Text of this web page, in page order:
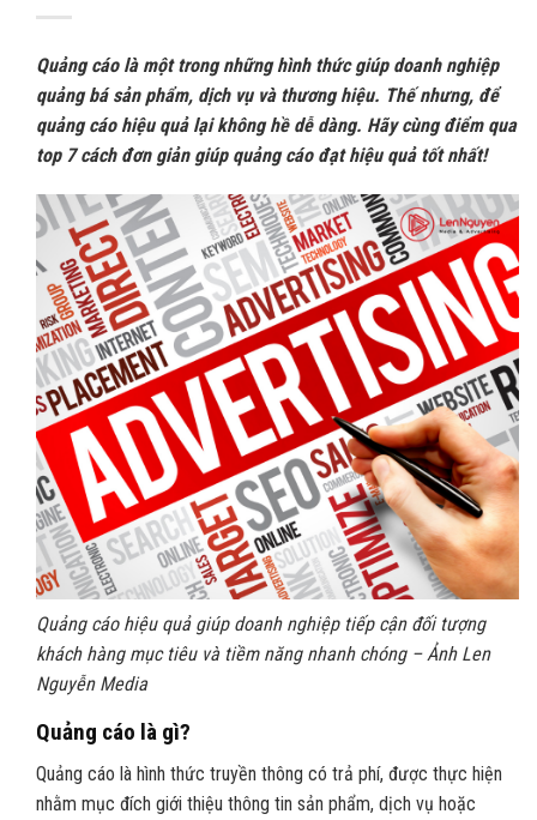
Quảng cáo là một trong những hình thức giúp doanh nghiệp
quảng bá sản phẩm, dịch vụ và thương hiệu. Thế nhưng, để
quảng cáo hiệu quả lại không hề dễ dàng. Hãy cùng điểm qua
top 7 cách đơn giản giúp quảng cáo đạt hiệu quả tốt nhất!
Quảng cáo hiệu quả giúp doanh nghiệp tiếp cận đối tượng
khách hàng mục tiêu và tiềm năng nhanh chóng – Ảnh Len
Nguyễn Media
Quảng cáo là gì?
Quảng cáo là hình thức truyền thông có trả phí, được thực hiện
nhằm mục đích giới thiệu thông tin sản phẩm, dịch vụ hoặc